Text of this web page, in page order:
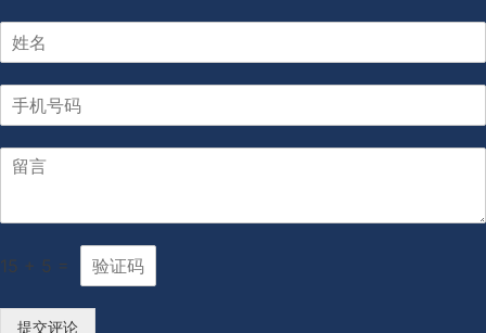
15 + 5 =
提交评论